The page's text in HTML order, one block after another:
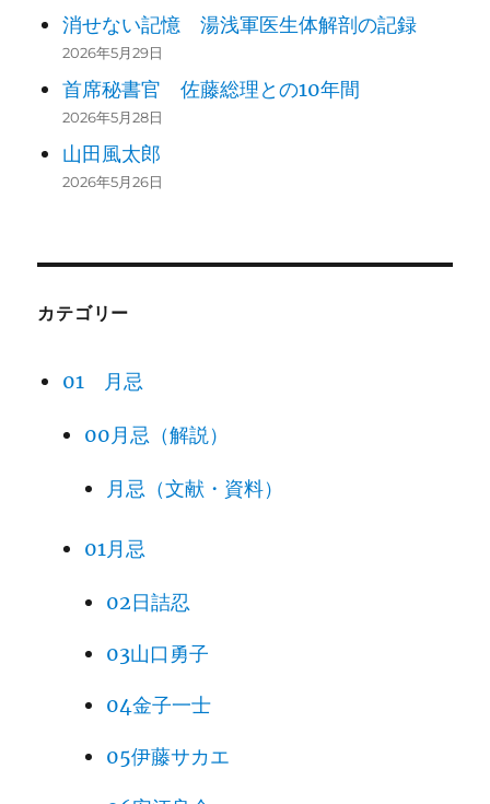
消せない記憶 湯浅軍医生体解剖の記録
2026年5月29日
首席秘書官 佐藤総理との10年間
2026年5月28日
山田風太郎
2026年5月26日
カテゴリー
01 月忌
00月忌（解説）
月忌（文献・資料）
01月忌
02日詰忍
03山口勇子
04金子一士
05伊藤サカエ